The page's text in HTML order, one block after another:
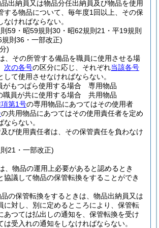
出納員又は物品分任出納員及び物品を使用
する物品について、毎年度1回以上、その保
ければならない。
59・昭59規則30・昭62規則21・平19規則
規則36・一部改正)
)
、その所管する備品を職員に使用させる場
次の各号の区分に応じ、それぞれ当該各号
して使用させなければならない。
がもつぱら使用する場合 専用物品
職員が共に使用する場合 共用物品
第1号の専用物品にあつてはその使用者
の共用物品にあつてはその使用責任者を定め
らない。
び使用責任者は、その保管責任を負わなけ
21・一部改正)
、物品の運用上必要があると認めるとき
協議して物品の保管転換をすることができ
の保管転換をするときは、物品出納員又は
に対し、別に定めるところにより、保管転
あつては払出しの通知を、保管転換を受け
は受入れの通知をしなければならない。